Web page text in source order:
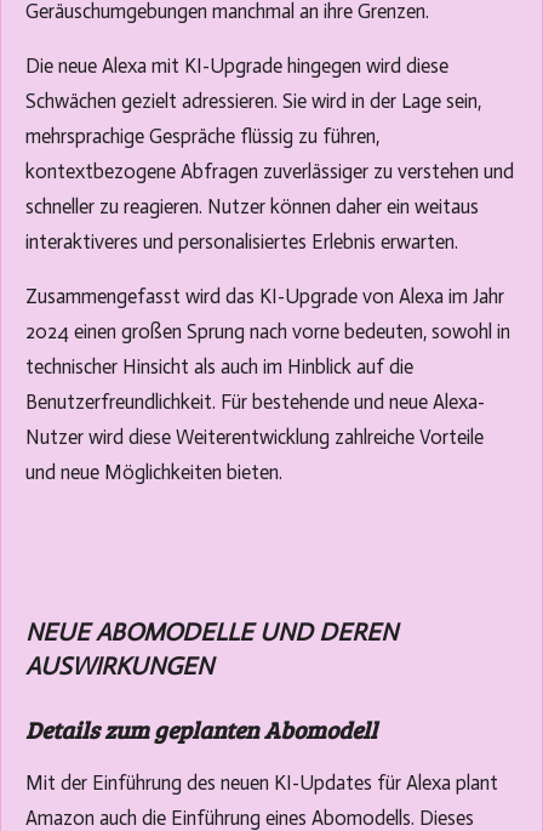
Geräuschumgebungen manchmal an ihre Grenzen.
Die neue Alexa mit KI-Upgrade hingegen wird diese
Schwächen gezielt adressieren. Sie wird in der Lage sein,
mehrsprachige Gespräche flüssig zu führen,
kontextbezogene Abfragen zuverlässiger zu verstehen und
schneller zu reagieren. Nutzer können daher ein weitaus
interaktiveres und personalisiertes Erlebnis erwarten.
Zusammengefasst wird das KI-Upgrade von Alexa im Jahr
2024 einen großen Sprung nach vorne bedeuten, sowohl in
technischer Hinsicht als auch im Hinblick auf die
Benutzerfreundlichkeit. Für bestehende und neue Alexa-
Nutzer wird diese Weiterentwicklung zahlreiche Vorteile
und neue Möglichkeiten bieten.
NEUE ABOMODELLE UND DEREN
AUSWIRKUNGEN
Details zum geplanten Abomodell
Mit der Einführung des neuen KI-Updates für Alexa plant
Amazon auch die Einführung eines Abomodells. Dieses